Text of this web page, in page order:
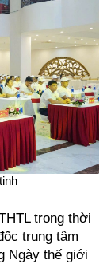
trong thời
trung tâm
Ngày thế giới